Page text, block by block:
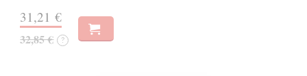
31,21 €
32,85 € ?